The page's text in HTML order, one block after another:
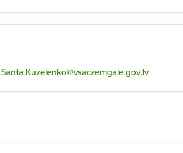
E-pasts:
Santa.Kuzelenko@vsaczemgale.gov.lv